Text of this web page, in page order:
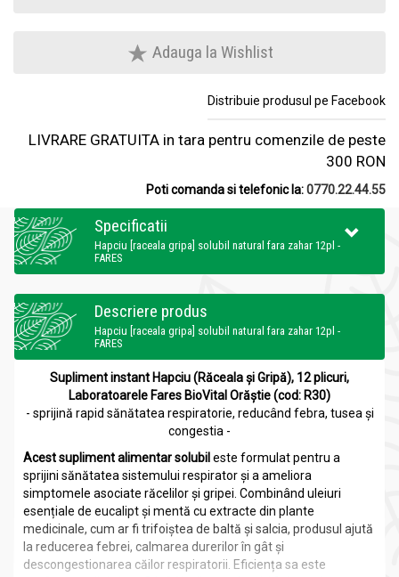
Adauga la Wishlist
Distribuie produsul pe Facebook
LIVRARE GRATUITA in tara pentru comenzile de peste
300 RON
Poti comanda si telefonic la:0770.22.44.55
Specificatii
Hapciu [raceala gripa] solubil natural fara zahar 12pl -
FARES
Descriere produs
Hapciu [raceala gripa] solubil natural fara zahar 12pl -
FARES
Supliment instant Hapciu (Răceala și Gripă), 12 plicuri,
Laboratoarele Fares BioVital Orăștie (cod: R30)
- sprijină rapid sănătatea respiratorie, reducând febra, tusea și
congestia -
Acest supliment alimentar solubil este formulat pentru a
sprijini sănătatea sistemului respirator și a ameliora
simptomele asociate răcelilor și gripei. Combinând uleiuri
esențiale de eucalipt și mentă cu extracte din plante
medicinale, cum ar fi trifoiștea de baltă și salcia, produsul ajută
la reducerea febrei, calmarea durerilor în gât și
descongestionarea căilor respiratorii. Eficiența sa este